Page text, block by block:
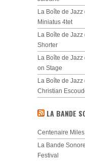
La Boîte de
Miniatus 4tet
La Boîte de
Shorter
La Boîte de
on Stage
La Boîte de
Christian
LA BANDE
Centenaire
La Bande
Festival